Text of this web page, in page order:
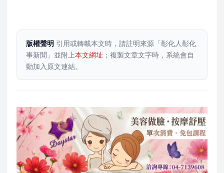
版權聲明 引用或轉載本文時，請註明來源「彰化人彰化
事新聞」並附上本文網址 ；複製文章文字時，系統會自
動加入原文連結。